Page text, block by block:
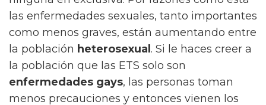
las enfermedades sexuales, tanto importantes
como menos graves, están aumentando entre
la población heterosexual . Si le haces creer a
la población que las ETS solo son
enfermedades gays, las personas toman
menos precauciones y entonces vienen los